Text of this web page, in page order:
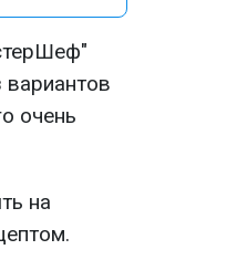
вариантов
очень
на